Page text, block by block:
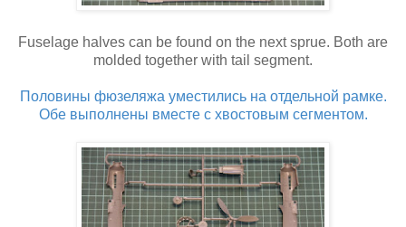
Fuselage halves can be found on the next sprue. Both are
molded together with tail segment.
Половины фюзеляжа уместились на отдельной рамке.
Обе выполнены вместе с хвостовым сегментом.